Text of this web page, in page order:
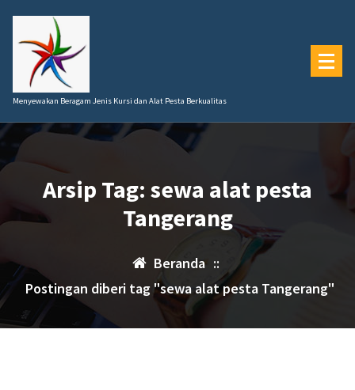
konten
Menyewakan Beragam Jenis Kursi dan Alat Pesta Berkualitas
Arsip Tag: sewa alat pesta
Tangerang
Beranda ::
Postingan diberi tag "sewa alat pesta Tangerang"